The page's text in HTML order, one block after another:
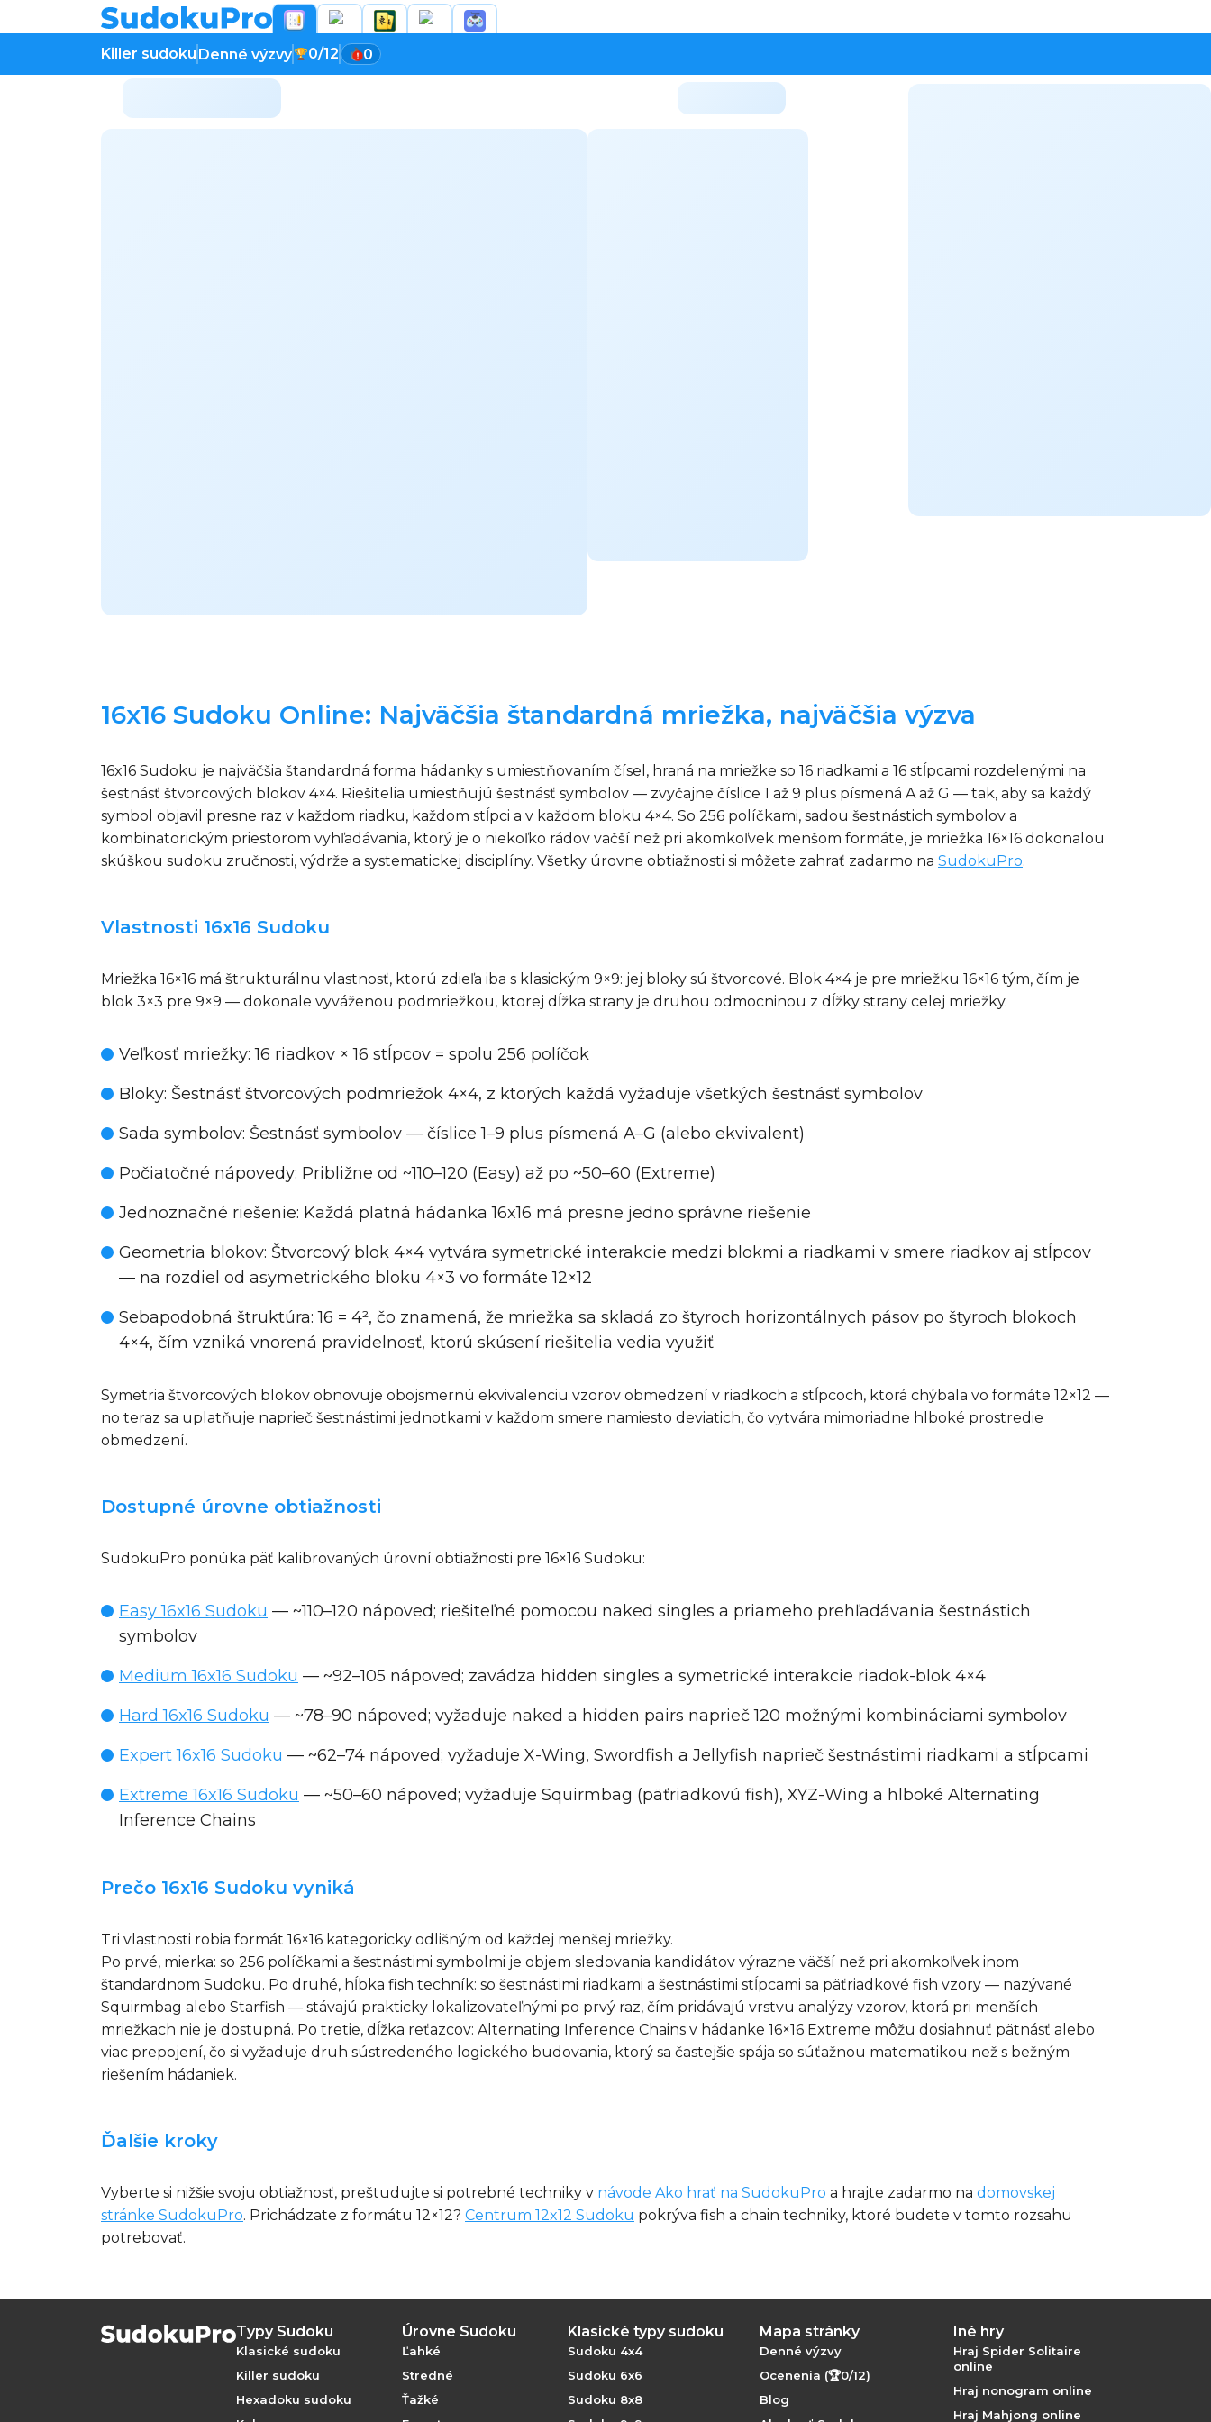
Killer sudoku Denné výzvy 0/12 0
16x16 Sudoku Online: Najväčšia štandardná mriežka, najväčšia výzva
16x16 Sudoku je najväčšia štandardná forma hádanky s umiestňovaním čísel, hraná na mriežke so 16 riadkami a 16 stĺpcami rozdelenými na
šestnásť štvorcových blokov 4×4. Riešitelia umiestňujú šestnásť symbolov — zvyčajne číslice 1 až 9 plus písmená A až G — tak, aby sa každý
symbol objavil presne raz v každom riadku, každom stĺpci a v každom bloku 4×4. So 256 políčkami, sadou šestnástich symbolov a
kombinatorickým priestorom vyhľadávania, ktorý je o niekoľko rádov väčší než pri akomkoľvek menšom formáte, je mriežka 16×16 dokonalou
skúškou sudoku zručnosti, výdrže a systematickej disciplíny. Všetky úrovne obtiažnosti si môžete zahrať zadarmo na SudokuPro.
Vlastnosti 16x16 Sudoku
Mriežka 16×16 má štrukturálnu vlastnosť, ktorú zdieľa iba s klasickým 9×9: jej bloky sú štvorcové. Blok 4×4 je pre mriežku 16×16 tým, čím je
blok 3×3 pre 9×9 — dokonale vyváženou podmriežkou, ktorej dĺžka strany je druhou odmocninou z dĺžky strany celej mriežky.
Veľkosť mriežky: 16 riadkov × 16 stĺpcov = spolu 256 políčok
Bloky: Šestnásť štvorcových podmriežok 4×4, z ktorých každá vyžaduje všetkých šestnásť symbolov
Sada symbolov: Šestnásť symbolov — číslice 1–9 plus písmená A–G (alebo ekvivalent)
Počiatočné nápovedy: Približne od ~110–120 (Easy) až po ~50–60 (Extreme)
Jednoznačné riešenie: Každá platná hádanka 16x16 má presne jedno správne riešenie
Geometria blokov: Štvorcový blok 4×4 vytvára symetrické interakcie medzi blokmi a riadkami v smere riadkov aj stĺpcov
— na rozdiel od asymetrického bloku 4×3 vo formáte 12×12
Sebapodobná štruktúra: 16 = 4², čo znamená, že mriežka sa skladá zo štyroch horizontálnych pásov po štyroch blokoch
4×4, čím vzniká vnorená pravidelnosť, ktorú skúsení riešitelia vedia využiť
Symetria štvorcových blokov obnovuje obojsmernú ekvivalenciu vzorov obmedzení v riadkoch a stĺpcoch, ktorá chýbala vo formáte 12×12 —
no teraz sa uplatňuje naprieč šestnástimi jednotkami v každom smere namiesto deviatich, čo vytvára mimoriadne hlboké prostredie
obmedzení.
Dostupné úrovne obtiažnosti
SudokuPro ponúka päť kalibrovaných úrovní obtiažnosti pre 16×16 Sudoku:
Easy 16x16 Sudoku — ~110–120 nápoved; riešiteľné pomocou naked singles a priameho prehľadávania šestnástich
symbolov
Medium 16x16 Sudoku — ~92–105 nápoved; zavádza hidden singles a symetrické interakcie riadok-blok 4×4
Hard 16x16 Sudoku — ~78–90 nápoved; vyžaduje naked a hidden pairs naprieč 120 možnými kombináciami symbolov
Expert 16x16 Sudoku — ~62–74 nápoved; vyžaduje X-Wing, Swordfish a Jellyfish naprieč šestnástimi riadkami a stĺpcami
Extreme 16x16 Sudoku — ~50–60 nápoved; vyžaduje Squirmbag (päťriadkovú fish), XYZ-Wing a hlboké Alternating
Inference Chains
Prečo 16x16 Sudoku vyniká
Tri vlastnosti robia formát 16×16 kategoricky odlišným od každej menšej mriežky.
Po prvé, mierka: so 256 políčkami a šestnástimi symbolmi je objem sledovania kandidátov výrazne väčší než pri akomkoľvek inom
štandardnom Sudoku. Po druhé, hĺbka fish techník: so šestnástimi riadkami a šestnástimi stĺpcami sa päťriadkové fish vzory — nazývané
Squirmbag alebo Starfish — stávajú prakticky lokalizovateľnými po prvý raz, čím pridávajú vrstvu analýzy vzorov, ktorá pri menších
mriežkach nie je dostupná. Po tretie, dĺžka reťazcov: Alternating Inference Chains v hádanke 16×16 Extreme môžu dosiahnuť pätnásť alebo
viac prepojení, čo si vyžaduje druh sústredeného logického budovania, ktorý sa častejšie spája so súťažnou matematikou než s bežným
riešením hádaniek.
Ďalšie kroky
Vyberte si nižšie svoju obtiažnosť, preštudujte si potrebné techniky v návode Ako hrať na SudokuPro a hrajte zadarmo na domovskej
stránke SudokuPro. Prichádzate z formátu 12×12? Centrum 12x12 Sudoku pokrýva fish a chain techniky, ktoré budete v tomto rozsahu
potrebovať.
Typy Sudoku
Klasické sudoku
Killer sudoku
Hexadoku sudoku
Úrovne Sudoku
Ľahké
Stredné
Ťažké
Klasické typy sudoku
Sudoku 4x4
Sudoku 6x6
Sudoku 8x8
Mapa stránky
Denné výzvy
Ocenenia (🏆0/12)
Blog
Iné hry
Hraj Spider Solitaire
online
Hraj nonogram online
Hraj Mahjong online